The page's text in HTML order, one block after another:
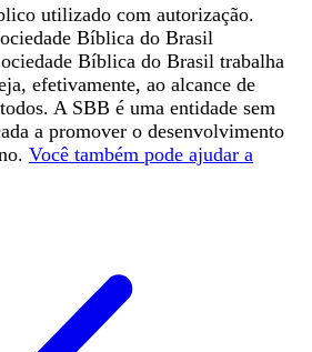
utilizado com autorização.
Bíblica do Brasil
Bíblica do Brasil trabalha
efetivamente, ao alcance de
A SBB é uma entidade sem
a promover o desenvolvimento
Você também pode ajudar a